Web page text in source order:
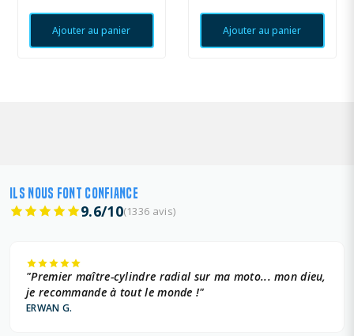
Ajouter au panier Ajouter au panier
ILS NOUS FONT CONFIANCE
9.6/10(1336 avis)
"Premier maître-cylindre radial sur ma moto... mon dieu,
je recommande à tout le monde !"
ERWAN G.